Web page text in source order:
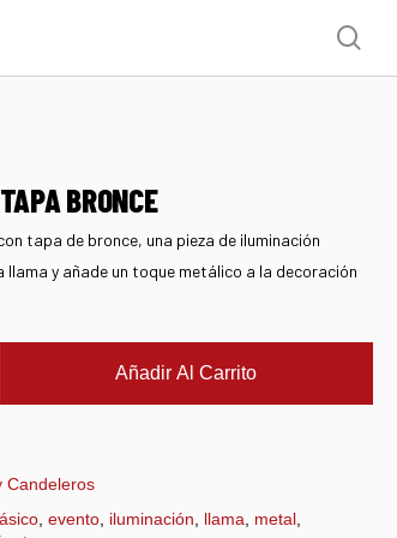
BRONCE
tapa de bronce, una pieza de iluminación
llama y añade un toque metálico a la decoración
Añadir Al Carrito
Candeleros
, evento, iluminación llama metal,